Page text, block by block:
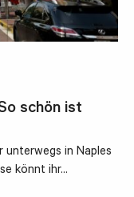
schön ist
unterwegs in Naples
könnt ihr…